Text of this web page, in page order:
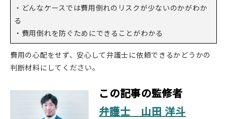
・どんなケースでは費用倒れのリスクが少ないのかがわか
る
・費用倒れを防ぐためにできることがわかる
費用の心配をせず、安心して弁護士に依頼できるかどうかの
判断材料にしてください。
この記事の監修者
弁護士 山田 洋斗